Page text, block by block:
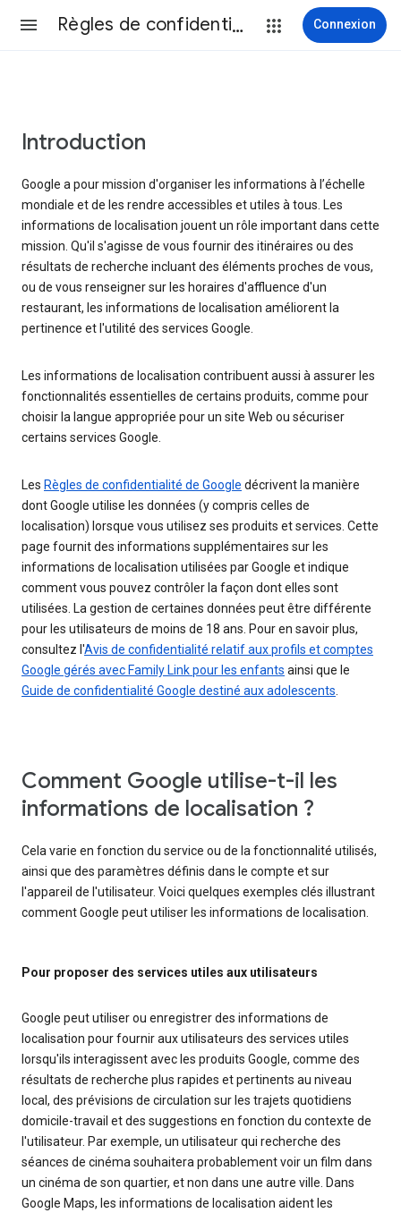
Règles de confidentialité et conditions d’utilisation Connexion
Introduction
Google a pour mission d'organiser les informations à l’échelle
mondiale et de les rendre accessibles et utiles à tous. Les
informations de localisation jouent un rôle important dans cette
mission. Qu'il s'agisse de vous fournir des itinéraires ou des
résultats de recherche incluant des éléments proches de vous,
ou de vous renseigner sur les horaires d'affluence d'un
restaurant, les informations de localisation améliorent la
pertinence et l'utilité des services Google.
Les informations de localisation contribuent aussi à assurer les
fonctionnalités essentielles de certains produits, comme pour
choisir la langue appropriée pour un site Web ou sécuriser
certains services Google.
Les Règles de confidentialité de Google décrivent la manière
dont Google utilise les données (y compris celles de
localisation) lorsque vous utilisez ses produits et services. Cette
page fournit des informations supplémentaires sur les
informations de localisation utilisées par Google et indique
comment vous pouvez contrôler la façon dont elles sont
utilisées. La gestion de certaines données peut être différente
pour les utilisateurs de moins de 18 ans. Pour en savoir plus,
consultez l'Avis de confidentialité relatif aux profils et comptes
Google gérés avec Family Link pour les enfants ainsi que le
Guide de confidentialité Google destiné aux adolescents
Comment Google utilise-t-il les
informations de localisation ?
Cela varie en fonction du service ou de la fonctionnalité utilisés,
ainsi que des paramètres définis dans le compte et sur
l'appareil de l'utilisateur. Voici quelques exemples clés illustrant
comment Google peut utiliser les informations de localisation.
Pour proposer des services utiles aux utilisateurs
Google peut utiliser ou enregistrer des informations de
localisation pour fournir aux utilisateurs des services utiles
lorsqu'ils interagissent avec les produits Google, comme des
résultats de recherche plus rapides et pertinents au niveau
local, des prévisions de circulation sur les trajets quotidiens
domicile-travail et des suggestions en fonction du contexte de
l'utilisateur. Par exemple, un utilisateur qui recherche des
séances de cinéma souhaitera probablement voir un film dans
un cinéma de son quartier, et non dans une autre ville. Dans
Google Maps, les informations de localisation aident les